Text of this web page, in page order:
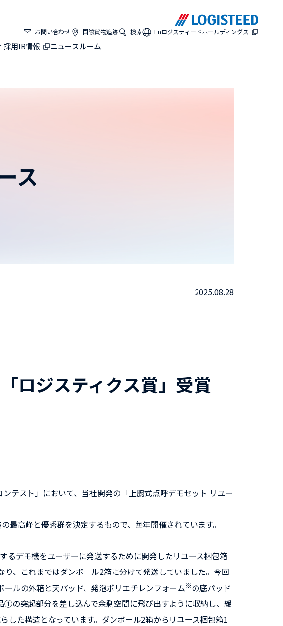
採用IR情報 ニュースルーム
お問い合わせ 国際貨物追跡 検索 Enロジスティードホールディングス
ス
2025.08.28
ロジスティクス賞」受賞
テスト」において、当社開発の「上腕式点呼デモセット リユー
高峰と優秀群を決定するもので、毎年開催されています。
るデモ機をユーザーに発送するために開発したリユース梱包箱
、これまではダンボール2箱に分けて発送していました。今回
ルの外箱と天パッド、発泡ポリエチレンフォーム※の底パッド
①の突起部分を差し込んで余剰空間に飛び出すように収納し、緩
た構造となっています。ダンボール2箱からリユース梱包箱1